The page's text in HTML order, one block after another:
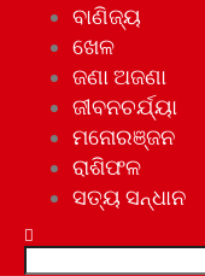
ବାଣିଜ୍ୟ
ଖେଳ
ଜଣା ଅଜଣା
ଜୀବନଚର୍ଯ୍ୟା
ମନୋରଞ୍ଜନ
ରାଶିଫଳ
ସତ୍ୟ ସନ୍ଧାନ